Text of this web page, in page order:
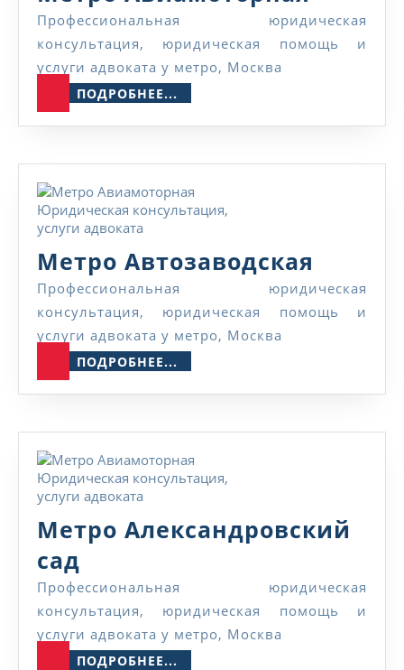
Профессиональная юридическая
консультация, юридическая помощь и
услуги адвоката у метро, Москва
ПОДРОБНЕЕ...
Метро Автозаводская
Профессиональная юридическая
консультация, юридическая помощь и
услуги адвоката у метро, Москва
ПОДРОБНЕЕ...
Метро Александровский
сад
Александровский
сад
Профессиональная юридическая
консультация, юридическая помощь и
услуги адвоката у метро, Москва
ПОДРОБНЕЕ...